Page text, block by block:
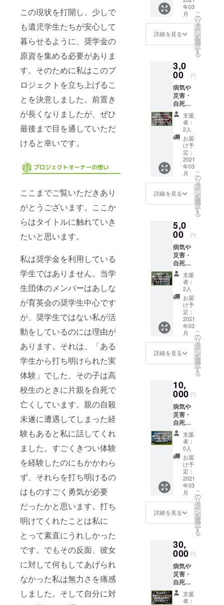
この現状を打開し、少しで
も遺児学生たちが安心して
暮らせるように、奨学金の
原資を集める必要がありま
す。そのために私はこのプ
ロジェクトを立ち上げるこ
とを決意しました。前置き
が長くなりましたが、ぜひ
最後まで目を通していただ
けると幸いです。
ここまでご覧いただきあり
がとうございます。ここか
らはタイトルに触れていき
たいと思います。
私は奨学金を利用している
学生ではありません。当学
生団体のメンバーはあしな
が育英会の奨学生中心です
が、奨学生ではない私が活
動をしているのには理由が
あります。それは、「ある
学生から打ち明けられた実
体験」でした。その子は高
校生のときに片親を自死で
亡くしています。親の自殺
未遂に遭遇してしまった経
験もあると私に話してくれ
ました。すごくきつい体験
を経験したのにもかかわら
ず、それらを打ち明けるの
はものすごく勇気が必要
だったかと思います。打ち
明けてくれたことは私に
とって素直にうれしかった
です。でもその反面、彼女
に対して何もしてあげられ
なかった私は無力さを痛感
しました。そして自分に対
（PDF
形式）
をメー
ルにて
す。
（2020
年度末
を予
定）
も達の
奨学金
として
大切に
使用さ
せてい
ます。
●領収書
を発送
させて
いただ
きま
す。
（2020
年度末
を予
定） ●
活動報
告書
（PDF
形式）
をメー
ルにて
す。
（2020
年度末
を予
定）
年03
月
詳細を見る
こ
の
リ
タ
ー
ン
を
選
択
す
る
3,0
00 円
病気や
災害・
自死で
親を亡
くした
り、親
に障が
いがあ
る家庭
の子ど
も達の
奨学金
として
大切に
使用さ
せてい
ます。
●領収書
を発送
させて
いただ
きま
す。
（2020
年度末
を予
定） ●
活動報
告書
（PDF
形式）
をメー
ルにて
す。
（2020
年度末
を予
定）
支援
者：
2人
お届
け予
定：
2021
年03
月
詳細を見る
こ
の
リ
タ
ー
ン
を
選
択
す
る
5,0
00 円
病気や
災害・
自死で
親を亡
くした
り、親
に障が
いがあ
る家庭
の子ど
も達の
奨学金
として
大切に
使用さ
せてい
ます。
●領収書
を発送
させて
いただ
きま
す。
（2020
年度末
を予
定） ●
活動報
告書
（PDF
形式）
をメー
ルにて
す。
（2020
年度末
を予
定）
支援
者：
2人
お届
け予
定：
2021
年03
月
詳細を見る
こ
の
リ
タ
ー
ン
を
選
択
す
る
10,
000 円
病気や
災害・
自死で
親を亡
くした
り、親
に障が
いがあ
る家庭
の子ど
も達の
奨学金
として
大切に
使用さ
せてい
ます。
●領収書
を発送
させて
いただ
きま
す。
（2020
支援
者：
0人
お届
け予
定：
2021
年03
月
詳細を見る
こ
の
リ
タ
ー
ン
を
選
択
す
る
30,
000 円
病気や
災害・
自死で
親を亡
くした
支援
者：